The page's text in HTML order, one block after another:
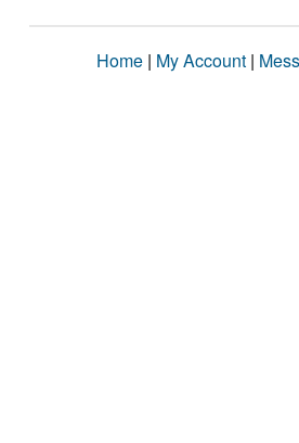
Home | My Account |